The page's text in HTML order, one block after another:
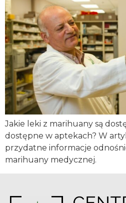
Jakie leki z marihuany są
dostępne w aptekach? W
przydatne informacje
marihuany medycznej.